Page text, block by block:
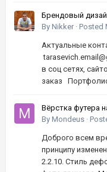
Брендовый
By Nikker · Posted
Актуальные
в соц сетях,
заказ
Вёрстка футера
By Mondeus ·
Доброго всем
принципу
2.2.10. Стиль